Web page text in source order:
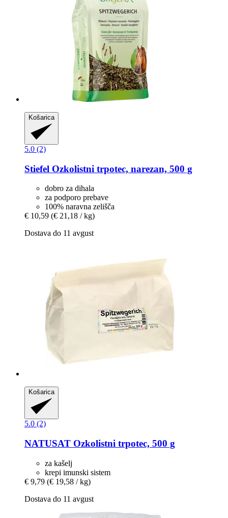
Košarica
5.0 (2)
Stiefel Ozkolistni trpotec, narezan, 500 g
dobro za dihala
za podporo prebave
100% naravna zelišča
€ 10,59 (€ 21,18 / kg)
Dostava do 11 avgust
Košarica
5.0 (2)
NATUSAT Ozkolistni trpotec, 500 g
za kašelj
krepi imunski sistem
€ 9,79 (€ 19,58 / kg)
Dostava do 11 avgust